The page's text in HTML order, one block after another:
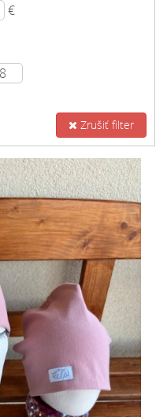
€
Zrušiť filter